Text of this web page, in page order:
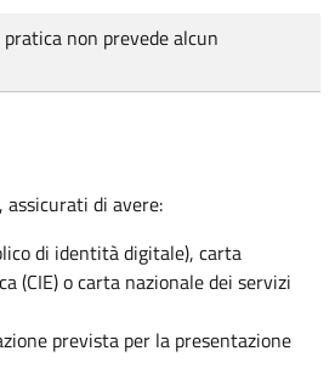
non prevede alcun
assicurati di avere:
di identità digitale), carta
(CIE) o carta nazionale dei servizi
prevista per la presentazione